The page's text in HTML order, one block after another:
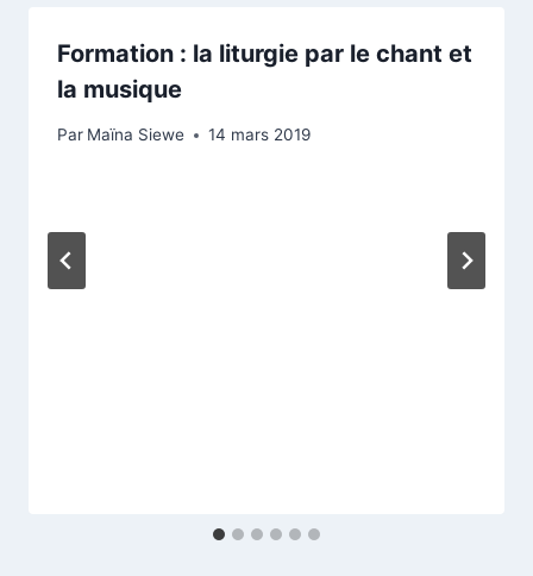
Formation : la liturgie par le chant et
la musique
Par Maïna Siewe 14 mars 2019